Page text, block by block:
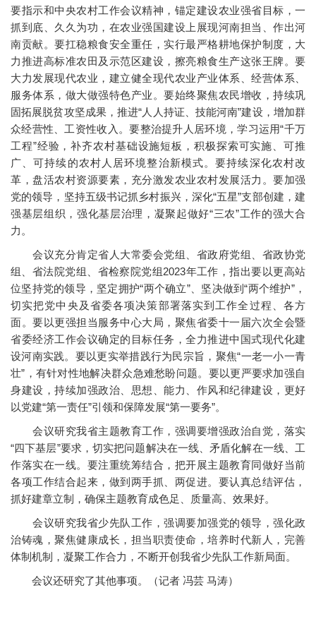
要指示和中央农村工作会议精神，锚定建设农业强省目标，一
抓到底、久久为功，在农业强国建设上展现河南担当、作出河
南贡献。要扛稳粮食安全重任，实行最严格耕地保护制度，大
力推进高标准农田及示范区建设，擦亮粮食生产这张王牌。要
大力发展现代农业，建立健全现代农业产业体系、经营体系、
服务体系，做大做强特色产业。要始终聚焦农民增收，持续巩
固拓展脱贫攻坚成果，推进“人人持证、技能河南”建设，增加群
众经营性、工资性收入。要整治提升人居环境，学习运用“千万
工程”经验，补齐农村基础设施短板，积极探索可实施、可推
广、可持续的农村人居环境整治新模式。要持续深化农村改
革，盘活农村资源要素，充分激发农业农村发展活力。要加强
党的领导，坚持五级书记抓乡村振兴，深化“五星”支部创建，建
强基层组织，强化基层治理，凝聚起做好“三农”工作的强大合
力。
会议充分肯定省人大常委会党组、省政府党组、省政协党
组、省法院党组、省检察院党组2023年工作，指出要以更高站
位坚持党的领导，坚定拥护“两个确立”、坚决做到“两个维护”，
切实把党中央及省委各项决策部署落实到工作全过程、各方
面。要以更强担当服务中心大局，聚焦省委十一届六次全会暨
省委经济工作会议确定的目标任务，全力推进中国式现代化建
设河南实践。要以更实举措践行为民宗旨，聚焦“一老一小一青
壮”，有针对性地解决群众急难愁盼问题。要以更严要求加强自
身建设，持续加强政治、思想、能力、作风和纪律建设，更好
以党建“第一责任”引领和保障发展“第一要务”。
会议研究我省主题教育工作，强调要增强政治自觉，落实
“四下基层”要求，切实把问题解决在一线、矛盾化解在一线、工
作落实在一线。要注重统筹结合，把开展主题教育同做好当前
各项工作结合起来，做到两手抓、两促进。要认真总结评估，
抓好建章立制，确保主题教育成色足、质量高、效果好。
会议研究我省少先队工作，强调要加强党的领导，强化政
治铸魂，聚焦健康成长，担当职责使命，培养时代新人，完善
体制机制，凝聚工作合力，不断开创我省少先队工作新局面。
会议还研究了其他事项。（记者 冯芸 马涛）